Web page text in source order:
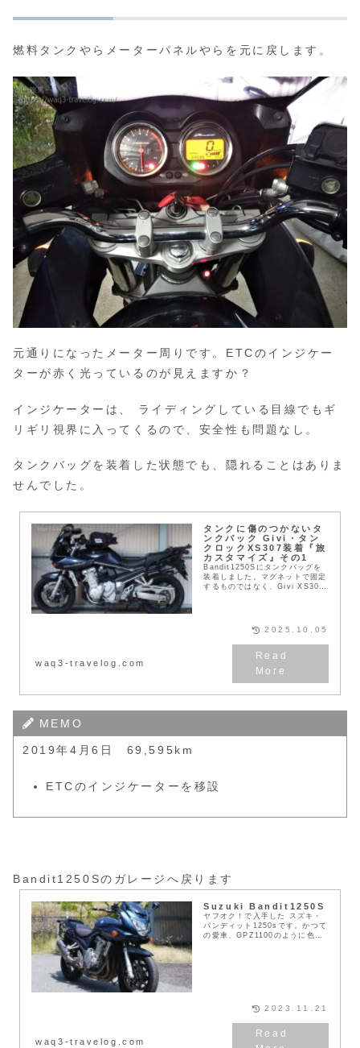
燃料タンクやらメーターパネルやらを元に戻します。
元通りになったメーター周りです。ETCのインジケー
ターが赤く光っているのが見えますか？
インジケーターは、 ライディングしている目線でもギ
リギリ視界に入ってくるので、安全性も問題なし。
タンクバッグを装着した状態でも、隠れることはありま
せんでした。
タンクに傷のつかないタ
ンクバック Givi・タン
クロックXS307装着『旅
カスタマイズ』その1
Bandit1250Sにタンクバッグを
装着しました。マグネットで固定
するものではなく、Givi XS307
waq3-travelog.com
2025.10.05
MEMO
2019年4月6日 69,595km
ETCのインジケーターを移設
Bandit1250Sのガレージへ戻ります
Suzuki Bandit1250S
ヤフオク！で入手した スズキ・
バンディット1250sです。かつて
の愛車、GPZ1100のように色々
waq3-travelog.com
2023.11.21